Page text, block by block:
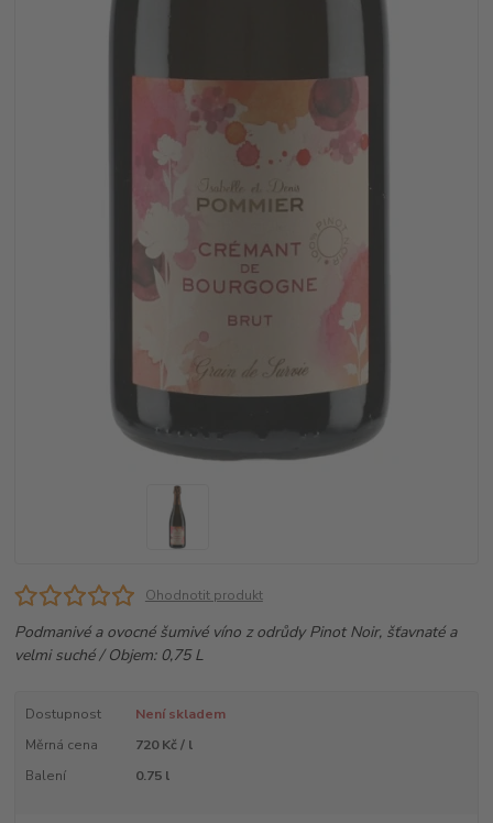
Ohodnotit produkt
Podmanivé a ovocné šumivé víno z odrůdy Pinot Noir, šťavnaté a
velmi suché / Objem: 0,75 L
Dostupnost
Není skladem
Měrná cena
720 Kč / l
Balení
0.75 l